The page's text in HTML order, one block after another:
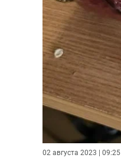
02 августа 2023 | 09:25